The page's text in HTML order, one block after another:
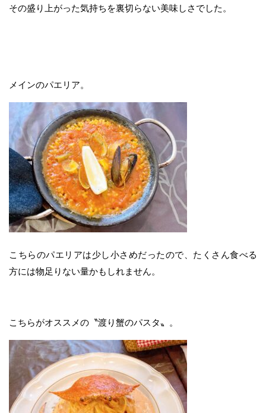
その盛り上がった気持ちを裏切らない美味しさでした。
メインのパエリア。
こちらのパエリアは少し小さめだったので、たくさん食べる
方には物足りない量かもしれません。
こちらがオススメの〝渡り蟹のパスタ〟。